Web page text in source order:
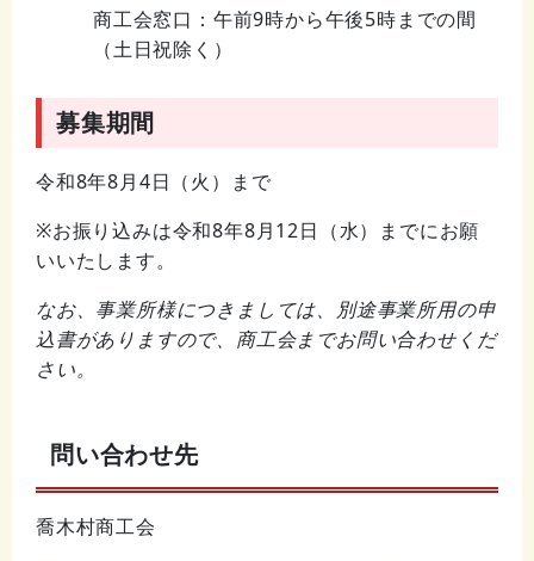
商工会窓口：午前9時から午後5時までの間
（土日祝除く）
募集期間
令和8年8月4日（火）まで
※お振り込みは令和8年8月12日（水）までにお願
いいたします。
なお、事業所様につきましては、別途事業所用の申
込書がありますので、商工会までお問い合わせくだ
さい。
問い合わせ先
喬木村商工会